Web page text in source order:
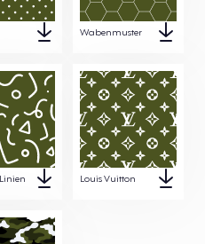
Wabenmuster
Louis Vuitton